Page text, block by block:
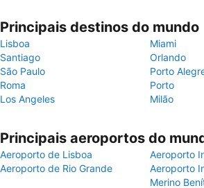
Principais destinos do mundo
Lisboa
Miami
Santiago
Orlando
São Paulo
Porto
Roma
Porto
Los Angeles
Milão
Principais aeroportos do
Aeroporto de Lisboa
Aeroporto
Aeroporto de Rio Grande
Aeroporto
Merino